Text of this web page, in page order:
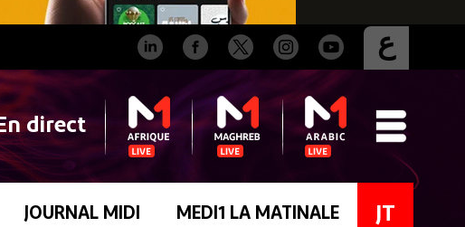
ع
direct
JOURNAL MIDI MEDI1 LA MATINALE JT